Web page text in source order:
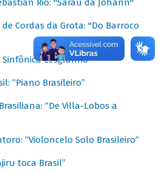
Rio: "Sarau da Johann"
Cordas da Grota: "Do Barroco
Cesgranrio
“Piano Brasileiro”
“De Villa-Lobos a
“Violoncelo Solo Brasileiro”
toca Brasil”